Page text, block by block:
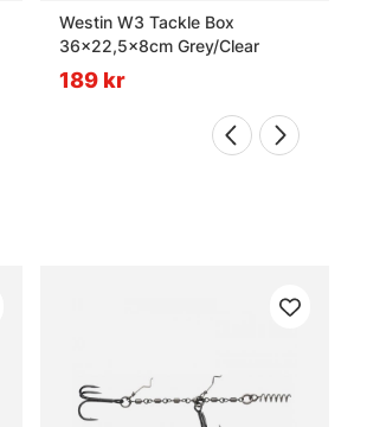
Westin W3 Tackle Box
36x22,5x8cm Grey/Clear
189 kr